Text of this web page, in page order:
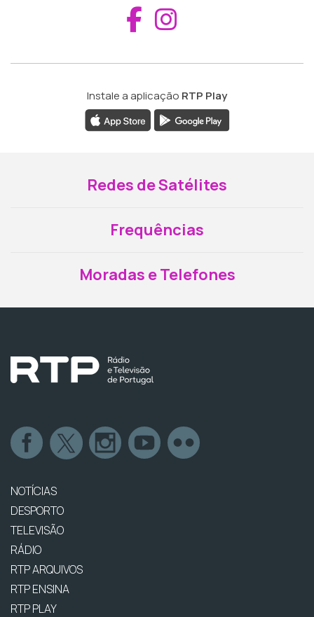
Aceder ao
Instale a aplicação RTP Play
Redes de Satélites
Frequências
Moradas e Telefones
NOTÍCIAS
DESPORTO
TELEVISÃO
RÁDIO
RTP ARQUIVOS
RTP ENSINA
RTP PLAY